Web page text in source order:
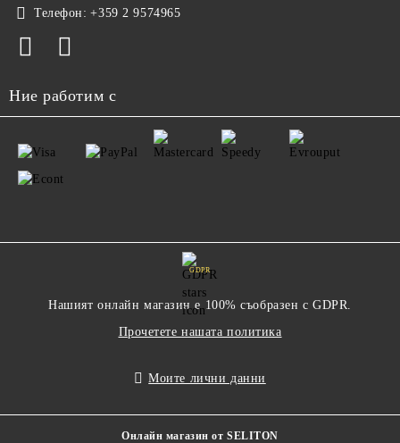
Телефон: +359 2 9574965
Ние работим с
GDPR
Нашият онлайн магазин е 100% съобразен с GDPR.
Прочетете нашата политика
Моите лични данни
Онлайн магазин от SELITON